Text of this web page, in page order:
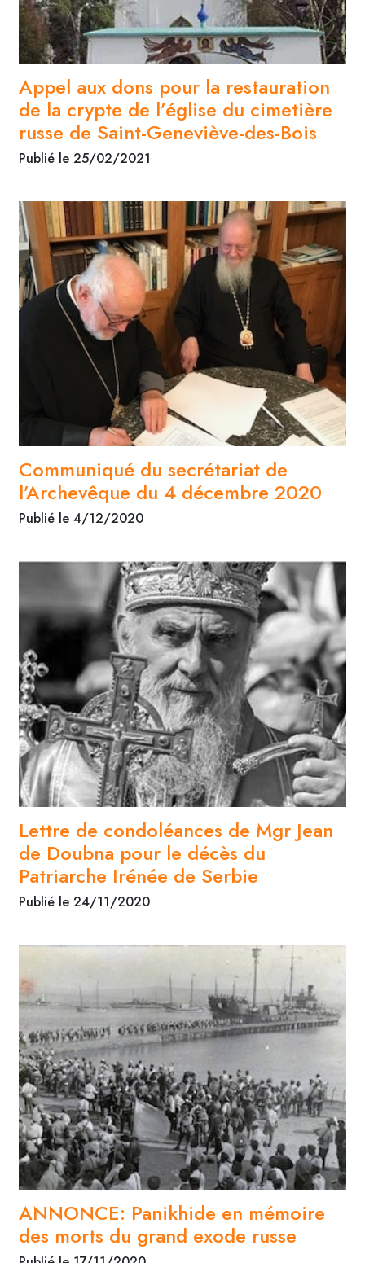
Appel aux dons pour la restauration
de la crypte de l’église du cimetière
russe de Saint-Geneviève-des-Bois
Publié le 25/02/2021
Communiqué du secrétariat de
l’Archevêque du 4 décembre 2020
Publié le 4/12/2020
Lettre de condoléances de Mgr Jean
de Doubna pour le décès du
Patriarche Irénée de Serbie
Publié le 24/11/2020
ANNONCE: Panikhide en mémoire
des morts du grand exode russe